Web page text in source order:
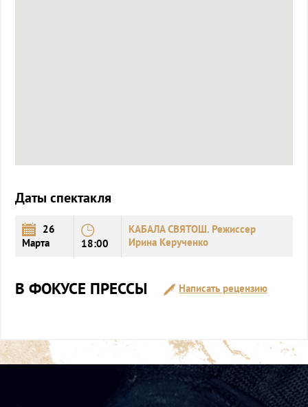
Даты спектакля
26
Марта
18:00
КАБАЛА СВЯТОШ. Режиссер
Ирина Керученко
В ФОКУСЕ ПРЕССЫ Написать рецензию